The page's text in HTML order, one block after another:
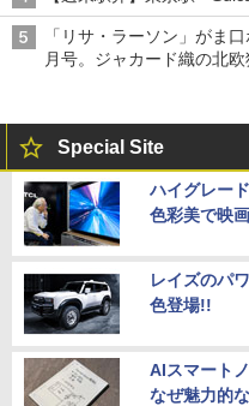
「リサ・ラーソン」がま
月号。ジャカード織の北
Special Site
ハイグレー
色彩美で映
レイズのパ
色登場!!
AIスマート
なぜ魅力的